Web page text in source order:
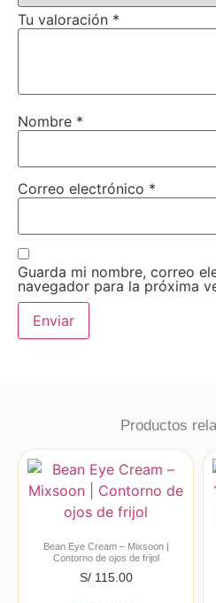
Tu valoración *
Nombre *
Correo electrónico *
Guarda mi nombre, correo
navegador para la próxima
Productos
Bean Eye Cream – Mixsoon |
Contorno de ojos de frijol
S/115.00